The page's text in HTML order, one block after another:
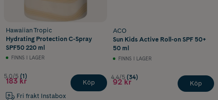
Hawaiian Tropic
Hydrating Protection C-Spray
SPF50 220 ml
FINNS I LAGER
5.0/5 (1)
183 kr
Fri frakt Instabox
Köp
ACO
Sun Kids Active Roll-on SPF 50+
50 ml
FINNS I LAGER
4.4/5 (34)
92 kr Köp